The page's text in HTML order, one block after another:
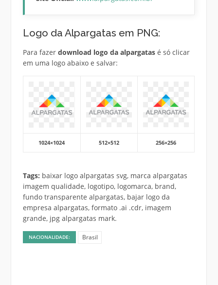
Logo da Alpargatas em PNG:
Para fazer download logo da alpargatasé só clicar
em uma logo abaixo e salvar:
1024×1024 512×512 256×256
Tags: baixar logo alpargatas svg, marca alpargatas
imagem qualidade, logotipo, logomarca, brand,
fundo transparente alpargatas, bajar logo da
empresa alpargatas, formato .ai .cdr, imagem
grande, jpg alpargatas mark.
NACIONALIDADE: Brasil